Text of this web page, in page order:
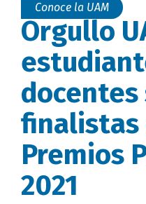
Conoce la UAM
Orgullo
docentes
finalistas
Premios
2021